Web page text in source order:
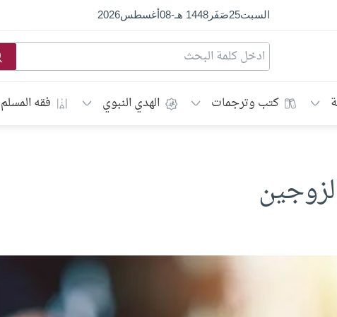
السبت25صَفَر1448 هـ -
08أغسطس2026
كتب وترجمات الهدي النبوي فقه المسلم